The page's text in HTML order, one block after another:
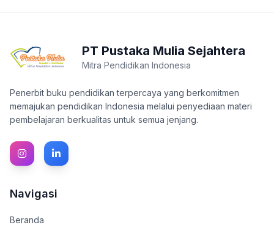
PT Pustaka Mulia Sejahtera
Mitra Pendidikan Indonesia
Penerbit buku pendidikan terpercaya yang berkomitmen
memajukan pendidikan Indonesia melalui penyediaan materi
pembelajaran berkualitas untuk semua jenjang.
Navigasi
Beranda